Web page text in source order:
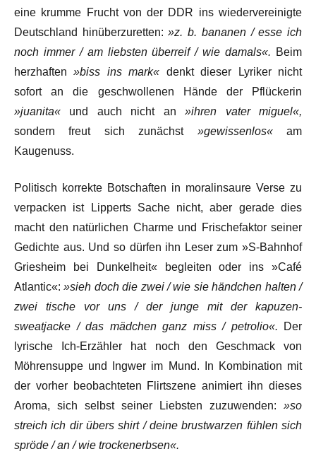
eine krumme Frucht von der DDR ins wiedervereinigte
Deutschland hinüberzuretten:»z. b. bananen / esse ich
noch immer / am liebsten überreif / wie damals«. Beim
herzhaften»biss ins mark« denkt dieser Lyriker nicht
sofort an die geschwollenen Hände der Pflückerin
»juanita« und auch nicht an»ihren vater miguel«,
sondern freut sich zunächst »gewissenlos«am
Kaugenuss.
Politisch korrekte Botschaften in moralinsaure Verse zu
verpacken ist Lipperts Sache nicht, aber gerade dies
macht den natürlichen Charme und Frischefaktor seiner
Gedichte aus. Und so dürfen ihn Leser zum »S-Bahnhof
Griesheim bei Dunkelheit« begleiten oder ins »Café
Atlantic«:»sieh doch die zwei / wie sie händchen halten /
zwei tische vor uns / der junge mit der kapuzen-
sweatjacke / das mädchen ganz miss / petrolio«.
Der
lyrische Ich-Erzähler hat noch den Geschmack von
Möhrensuppe und Ingwer im Mund. In Kombination mit
der vorher beobachteten Flirtszene animiert ihn dieses
Aroma, sich selbst seiner Liebsten zuzuwenden: »so
streich ich dir übers shirt / deine brustwarzen fühlen sich
spröde / an / wie trockenerbsen«.